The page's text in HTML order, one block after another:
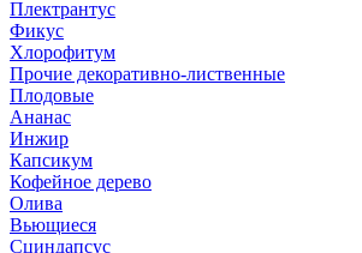
Плектрантус
Фикус
Хлорофитум
Прочие декоративно-лиственные
Плодовые
Ананас
Инжир
Капсикум
Кофейное дерево
Олива
Вьющиеся
Сциндапсус